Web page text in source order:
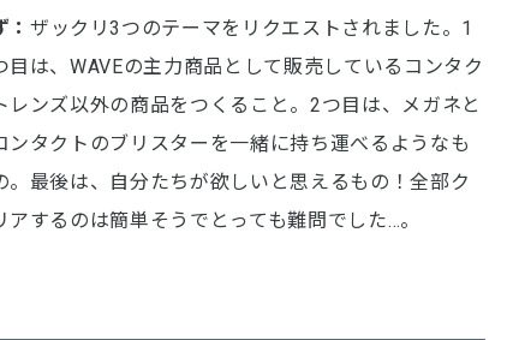
： ザックリ3つのテーマをリクエストされました。1
目は、WAVEの主力商品として販売しているコンタク
レンズ以外の商品をつくること。2つ目は、メガネと
ンタクトのブリスターを一緒に持ち運べるようなも
。最後は、自分たちが欲しいと思えるもの！全部ク
アするのは簡単そうでとっても難問でした…。